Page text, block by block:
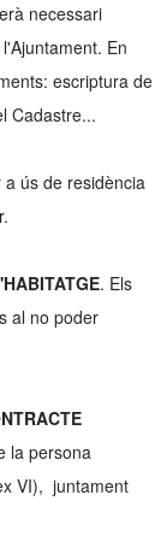
necessari
En
escriptura de
Cadastre...
ús de residència
. Els
al no poder
la persona
VI), juntament